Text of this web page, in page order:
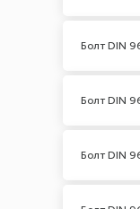
Болт DIN
Болт DIN
Болт DIN